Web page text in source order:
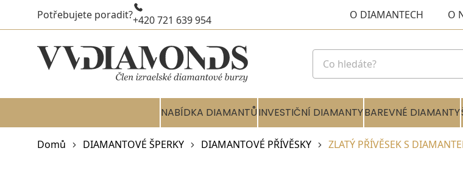
Potřebujete poradit?+420 721 639 954 O DIAMANTECH O
NABÍDKA DIAMANTŮINVESTIČNÍ DIAMANTYBAREVNÉ DIAMANTY
Domů DIAMANTOVÉ ŠPERKY DIAMANTOVÉ PŘÍVĚSKY ZLATÝ PŘÍVĚSEK S